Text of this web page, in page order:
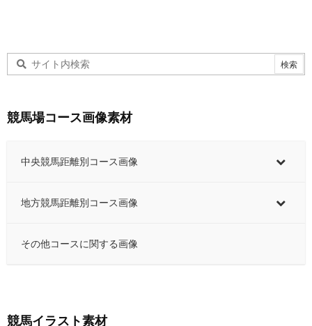
競馬場コース画像素材
中央競馬距離別コース画像
地方競馬距離別コース画像
その他コースに関する画像
競馬イラスト素材